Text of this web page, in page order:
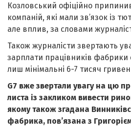
Козловський офіційно
компаній, які мали зв’язок із
але вплив, за словами
Також журналісти звертають
зарплати працівників фабрики
лиш мінімальні 6-7 тисяч
G7 вже звертали увагу на цю
листа із закликом вивести
якому також згадана
фабрика, пов’язана з